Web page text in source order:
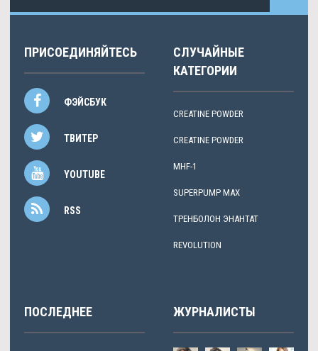
ПРИСОЕДИНЯЙТЕСЬ
ФЭЙСБУК
ТВИТЕР
YOUTUBE
RSS
СЛУЧАЙНЫЕ
КАТЕГОРИИ
CREATINE POWDER
CREATINE POWDER
MHF-1
SUPERPUMP MAX
ТРЕНБОЛОН ЭНАНТАТ
REVOLUTION
ПОСЛЕДНЕЕ ЖУРНАЛИСТЫ